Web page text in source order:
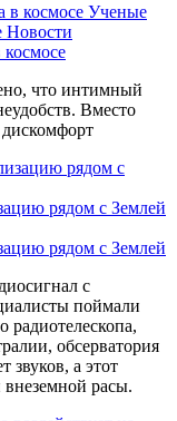
Ученые
Новости
что интимный
Вместо
рядом с Землей
рядом с Землей
с
поймали
обсерватория
звуков, а этот
внеземной расы.